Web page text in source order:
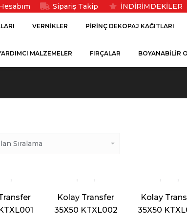
Sipariş Takip İNDİRİMDEKİLER
VERNIKLER PIRINÇ DEKOPAJ KAĞITLARI
MALZEMELER FIRÇALAR BOYANABILIR
Kolay Transfer
35X50 KTXL002
Kolay
35X50